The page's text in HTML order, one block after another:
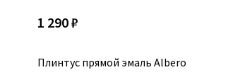
1 290 ₽
Плинтус прямой эмаль Albero